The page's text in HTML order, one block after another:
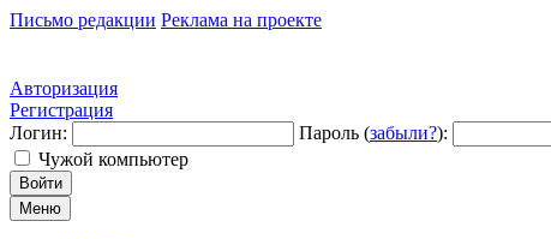
Письмо редакции Реклама на проекте
Авторизация
Регистрация
Логин:
Пароль (забыли?):
Чужой компьютер
Войти
Меню